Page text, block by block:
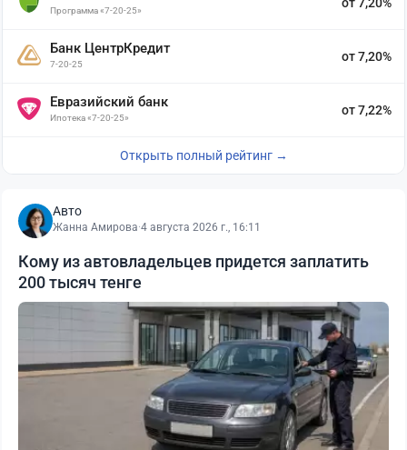
Программа «7-20-25»
Банк ЦентрКредит
7-20-25
от 7,20%
Евразийский банк
Ипотека «7-20-25»
от 7,22%
Открыть полный рейтинг →
Авто
Жанна Амирова·4 августа 2026 г., 16:11
Кому из автовладельцев придется заплатить
200 тысяч тенге